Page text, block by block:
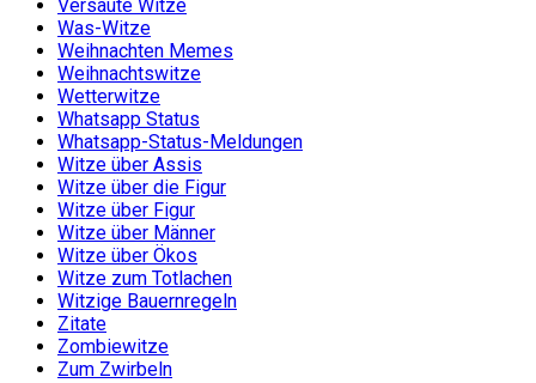
Versaute Witze
Was-Witze
Weihnachten Memes
Weihnachtswitze
Wetterwitze
Whatsapp Status
Whatsapp-Status-Meldungen
Witze über Assis
Witze über die Figur
Witze über Figur
Witze über Männer
Witze über Ökos
Witze zum Totlachen
Witzige Bauernregeln
Zitate
Zombiewitze
Zum Zwirbeln